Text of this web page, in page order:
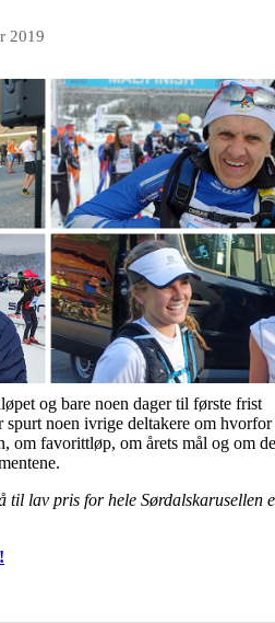
2019
og bare noen dager til første frist
noen ivrige deltakere om hvorfor
om favorittløp, om årets mål og om de
til lav pris for hele Sørdalskarusellen